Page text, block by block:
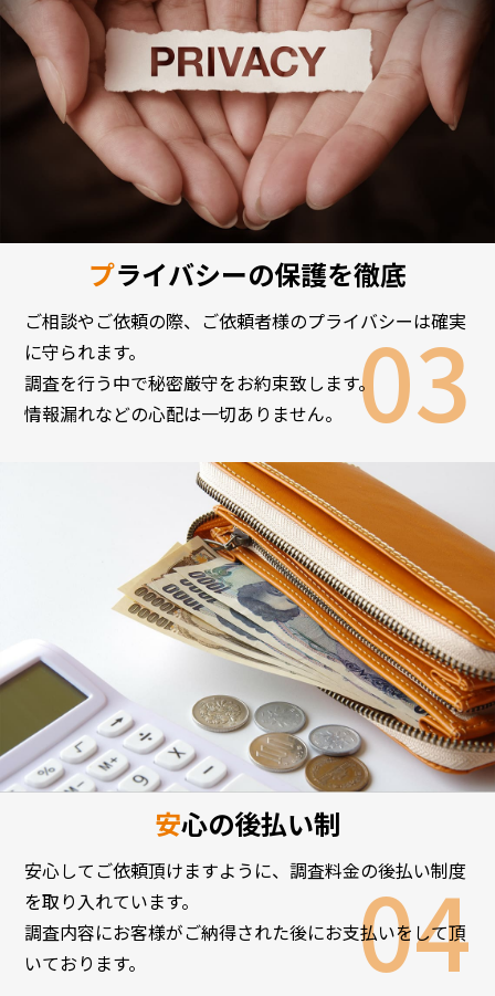
プライバシーの保護を徹底
ご相談やご依頼の際、ご依頼者様のプライバシーは確実
に守られます。
調査を行う中で秘密厳守をお約束致します。
情報漏れなどの心配は一切ありません。
安心の後払い制
安心してご依頼頂けますように、調査料金の後払い制度
を取り入れています。
調査内容にお客様がご納得された後にお支払いをして頂
いております。